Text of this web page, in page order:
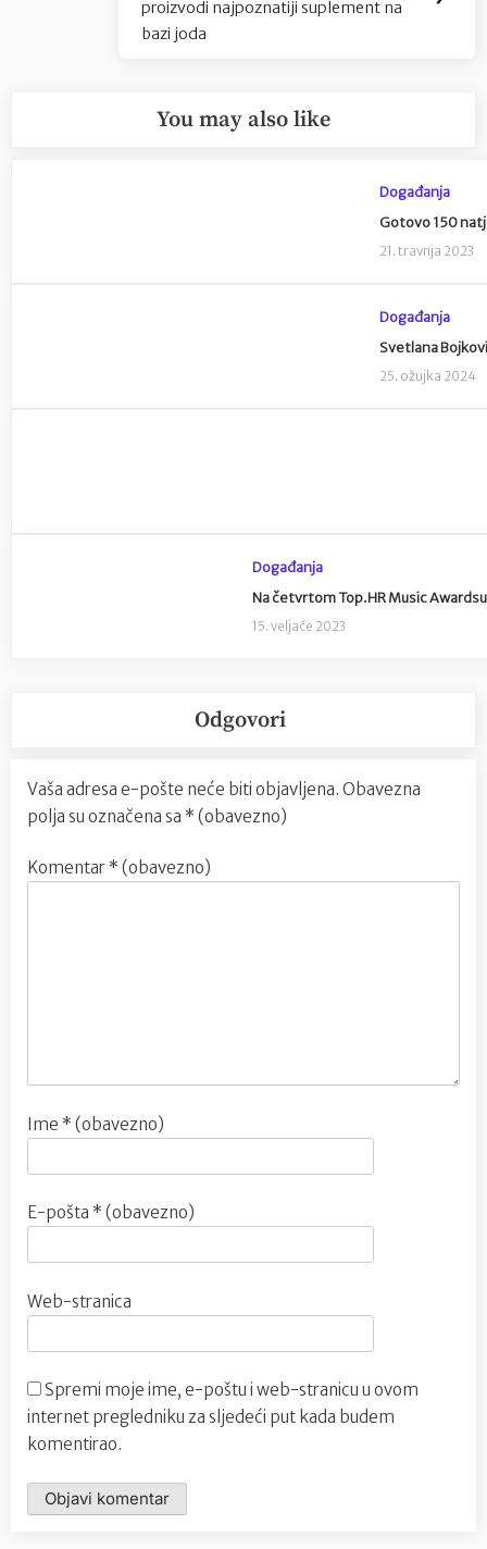
proizvodi najpoznatiji suplement na
bazi joda
You may also like
Događanja
Gotovo 150
21. travnja 2023
Događanja
Svetlana
25. ožujka 2024
Događanja
Na četvrtom Top.HR Music
15. veljače 2023
Odgovori
Vaša adresa e-pošte neće biti objavljena. Obavezna
polja su označena sa * (obavezno)
Komentar * (obavezno)
Ime * (obavezno)
E-pošta * (obavezno)
Web-stranica
Spremi moje ime, e-poštu i web-stranicu u ovom
internet pregledniku za sljedeći put kada budem
komentirao.